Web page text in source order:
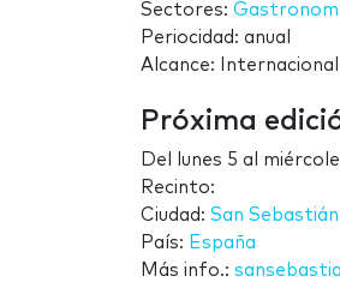
Sectores:
Periocidad: anual
Alcance: Internacional
Próxima
Del lunes 5 al
Recinto:
Ciudad: San Sebastián
País: España
Más info.: